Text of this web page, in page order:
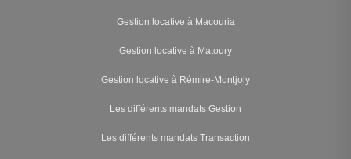
Gestion locative à Macouria
Gestion locative à Matoury
Gestion locative à Rémire-Montjoly
Les différents mandats Gestion
Les différents mandats Transaction